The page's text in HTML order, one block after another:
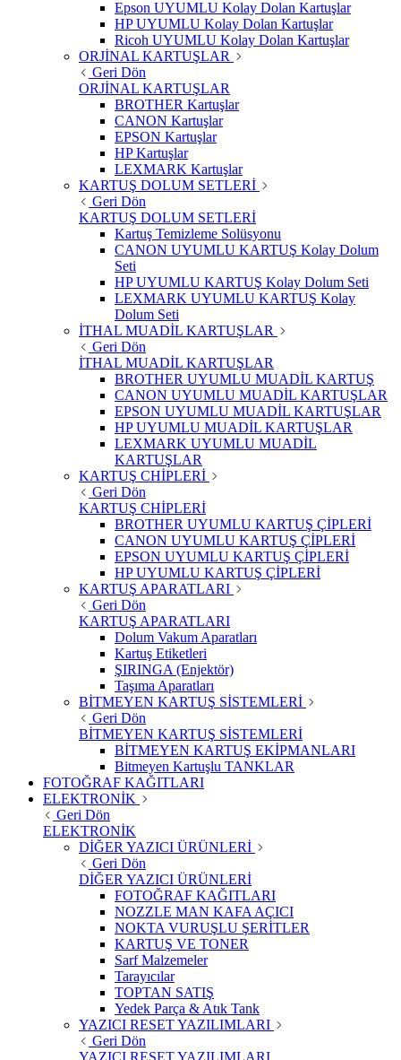
Epson UYUMLU Kolay Dolan Kartuşlar
HP UYUMLU Kolay Dolan Kartuşlar
Ricoh UYUMLU Kolay Dolan Kartuşlar
ORJİNAL KARTUŞLAR
Geri Dön
ORJİNAL KARTUŞLAR
BROTHER Kartuşlar
CANON Kartuşlar
EPSON Kartuşlar
HP Kartuşlar
LEXMARK Kartuşlar
KARTUŞ DOLUM SETLERİ
Geri Dön
KARTUŞ DOLUM SETLERİ
Kartuş Temizleme Solüsyonu
CANON UYUMLU KARTUŞ Kolay Dolum
Seti
HP UYUMLU KARTUŞ Kolay Dolum Seti
LEXMARK UYUMLU KARTUŞ Kolay
Dolum Seti
İTHAL MUADİL KARTUŞLAR
Geri Dön
İTHAL MUADİL KARTUŞLAR
BROTHER UYUMLU MUADİL KARTUŞ
CANON UYUMLU MUADİL KARTUŞLAR
EPSON UYUMLU MUADİL KARTUŞLAR
HP UYUMLU MUADİL KARTUŞLAR
LEXMARK UYUMLU MUADİL
KARTUŞLAR
KARTUŞ CHİPLERİ
Geri Dön
KARTUŞ CHİPLERİ
BROTHER UYUMLU KARTUŞ ÇİPLERİ
CANON UYUMLU KARTUŞ ÇİPLERİ
EPSON UYUMLU KARTUŞ ÇİPLERİ
HP UYUMLU KARTUŞ ÇİPLERİ
KARTUŞ APARATLARI
Geri Dön
KARTUŞ APARATLARI
Dolum Vakum Aparatları
Kartuş Etiketleri
ŞIRINGA (Enjektör)
Taşıma Aparatları
BİTMEYEN KARTUŞ SİSTEMLERİ
Geri Dön
BİTMEYEN KARTUŞ SİSTEMLERİ
BİTMEYEN KARTUŞ EKİPMANLARI
Bitmeyen Kartuşlu TANKLAR
FOTOĞRAF KAĞITLARI
ELEKTRONİK
Geri Dön
ELEKTRONİK
DİĞER YAZICI ÜRÜNLERİ
Geri Dön
DİĞER YAZICI ÜRÜNLERİ
FOTOĞRAF KAĞITLARI
NOZZLE MAN KAFA AÇICI
NOKTA VURUŞLU ŞERİTLER
KARTUŞ VE TONER
Sarf Malzemeler
Tarayıcılar
TOPTAN SATIŞ
Yedek Parça & Atık Tank
YAZICI RESET YAZILIMLARI
Geri Dön